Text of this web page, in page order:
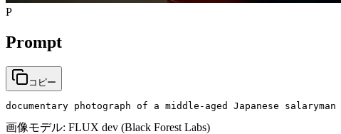
P
Prompt
コピー
documentary photograph of a middle-aged Japanese
画像モデル: FLUX dev (Black Forest Labs)